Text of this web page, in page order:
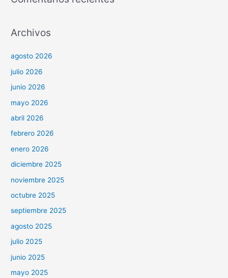
Archivos
agosto 2026
julio 2026
junio 2026
mayo 2026
abril 2026
febrero 2026
enero 2026
diciembre 2025
noviembre 2025
octubre 2025
septiembre 2025
agosto 2025
julio 2025
junio 2025
mayo 2025